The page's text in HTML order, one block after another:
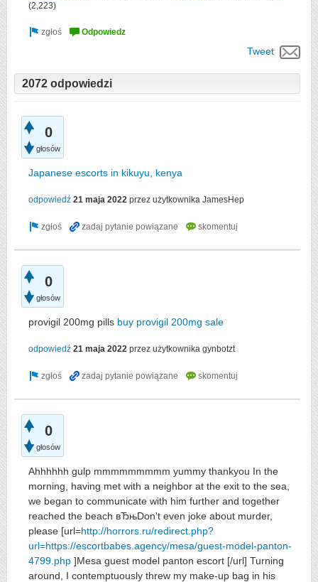
(2,223)
Tweet
2072 odpowiedzi
0
głosów
Japanese escorts in kikuyu, kenya
odpowiedź 21 maja 2022 przez użytkownika JamesHep
0
głosów
provigil 200mg pills buy provigil 200mg sale
odpowiedź 21 maja 2022 przez użytkownika gynbotzt
0
głosów
Ahhhhhh gulp mmmmmmmmm yummy thankyou In the
morning, having met with a neighbor at the exit to the sea,
we began to communicate with him further and together
reached the beach вЂњDon't even joke about murder,
please [url=http://horrors.ru/redirect.php?
url=https://escortbabes.agency/mesa/guest-model-panton-
4799.php ]Mesa guest model panton escort [/url] Turning
around, I contemptuously threw my make-up bag in his